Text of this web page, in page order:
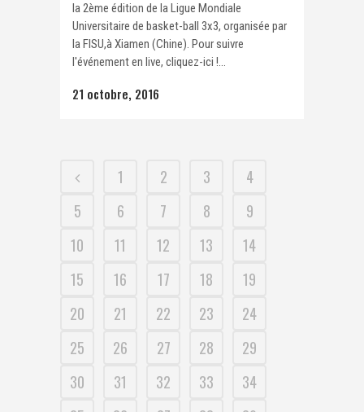
la 2ème édition de la Ligue Mondiale
Universitaire de basket-ball 3x3, organisée par
la FISU,à Xiamen (Chine). Pour suivre
l'événement en live, cliquez-ici !...
21 octobre, 2016
1 2 3
4
5
6 7 8
9
10
11 12 13
14
15
16 17 18
19
20
21 22 23
24
25
26 27 28
29
30
31 32 33
34